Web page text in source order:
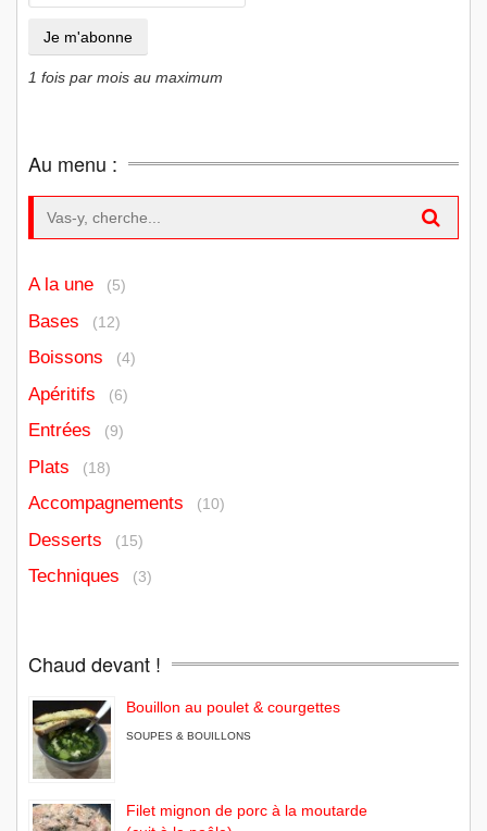
1 fois par mois au maximum
Au menu :
A la une (5)
Bases (12)
Boissons (4)
Apéritifs (6)
Entrées (9)
Plats (18)
Accompagnements (10)
Desserts (15)
Techniques (3)
Chaud devant !
Bouillon au poulet & courgettes
SOUPES & BOUILLONS
Filet mignon de porc à la moutarde